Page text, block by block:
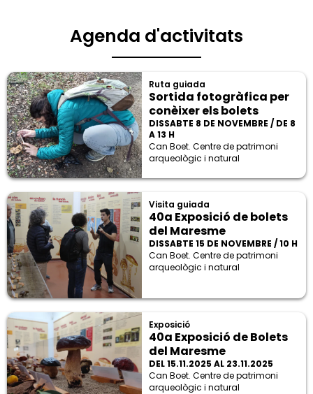
Agenda d'activitats
Ruta guiada
Sortida fotogràfica per
conèixer els bolets
DISSABTE 8 DE NOVEMBRE / DE 8
A 13 H
Can Boet. Centre de patrimoni
arqueològic i natural
Visita guiada
40a Exposició de bolets
del Maresme
DISSABTE 15 DE NOVEMBRE / 10 H
Can Boet. Centre de patrimoni
arqueològic i natural
Exposició
40a Exposició de Bolets
del Maresme
DEL 15.11.2025 AL 23.11.2025
Can Boet. Centre de patrimoni
arqueològic i natural